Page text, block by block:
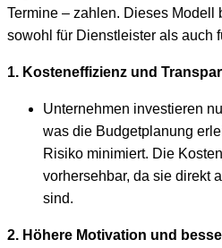
Termine – zahlen. Dieses Modell
sowohl für Dienstleister als auch
1. Kosteneffizienz und
Unternehmen investieren
was die Budgetplanung
Risiko minimiert. Die
vorhersehbar, da sie direkt
sind.
2. Höhere Motivation und